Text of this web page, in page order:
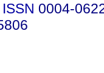
ISSN 0004-